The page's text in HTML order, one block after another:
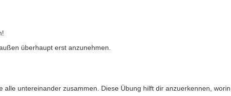
überhaupt erst anzunehmen.
untereinander zusammen. Diese Übung hilft dir anzuerkennen,